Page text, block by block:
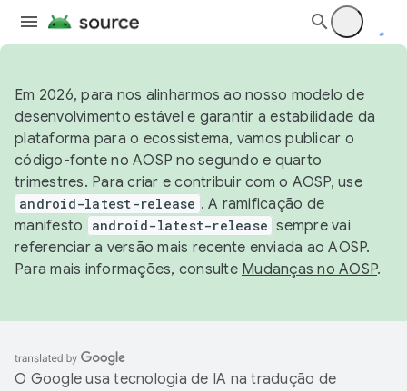
Em 2026, para nos alinharmos ao nosso modelo de
desenvolvimento estável e garantir a estabilidade da
plataforma para o ecossistema, vamos publicar o
código-fonte no AOSP no segundo e quarto
trimestres. Para criar e contribuir com o AOSP, use
android-latest-release . A ramificação de
manifesto
android-latest-release sempre vai
referenciar a versão mais recente enviada ao AOSP.
Para mais informações, consulte Mudanças no AOSP.
O Google usa tecnologia de IA na tradução de